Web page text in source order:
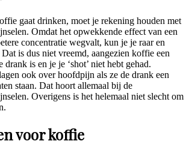
gaat drinken, moet je rekening houden met
Omdat het opwekkende effect van een
concentratie wegvalt, kun je je raar en
is dus niet vreemd, aangezien koffie een
is en je je ‘shot’ niet hebt gehad.
ook over hoofdpijn als ze de drank een
staan. Dat hoort allemaal bij de
Overigens is het helemaal niet slecht om
voor koffie